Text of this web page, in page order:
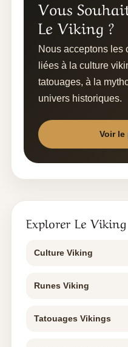
Vous
Le Viking ?
Nous acceptons les
liées à la culture
tatouages, à la
univers historiques.
Voir le
Explorer Le Viking
Culture Viking
Runes Viking
Tatouages Vikings